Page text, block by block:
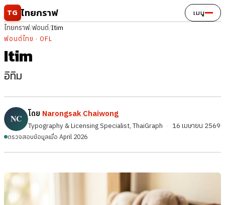
ข้ามไปยังเนื้อหา
TG ไทยกราฟ เมนู
ไทยกราฟ/ฟอนต์/Itim
ฟอนต์ไทย · OFL
Itim
อิทิม
โดย Narongsak Chaiwong
Typography & Licensing Specialist, ThaiGraph · 16 เมษายน 2569
ตรวจสอบข้อมูลเมื่อ April 2026